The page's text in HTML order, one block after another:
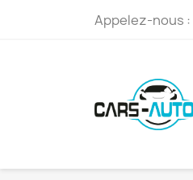
Appelez-nous :